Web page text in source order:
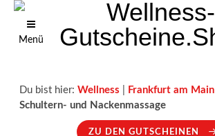
Menü
Du bist hier: Wellness Frankfurt am Main
Schultern- und Nackenmassage
ZU DEN GUTSCHEINEN